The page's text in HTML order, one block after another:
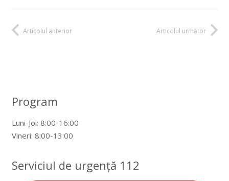
Articolul anterior Articolul următor
Program
Luni-Joi: 8:00-16:00
Vineri: 8:00-13:00
Serviciul de urgență 112